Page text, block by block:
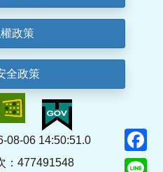
政策
全政策
08-06 14:50:51.0
：477491548